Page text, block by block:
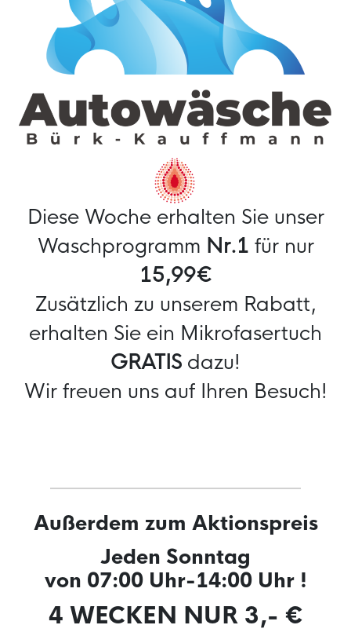
Diese Woche erhalten Sie unser
Waschprogramm Nr.1 für nur
15,99€
Zusätzlich zu unserem Rabatt,
erhalten Sie ein Mikrofasertuch
GRATIS dazu!
Wir freuen uns auf Ihren Besuch!
Außerdem zum Aktionspreis
Jeden Sonntag
von 07:00 Uhr-14:00 Uhr !
4 WECKEN NUR 3,- €